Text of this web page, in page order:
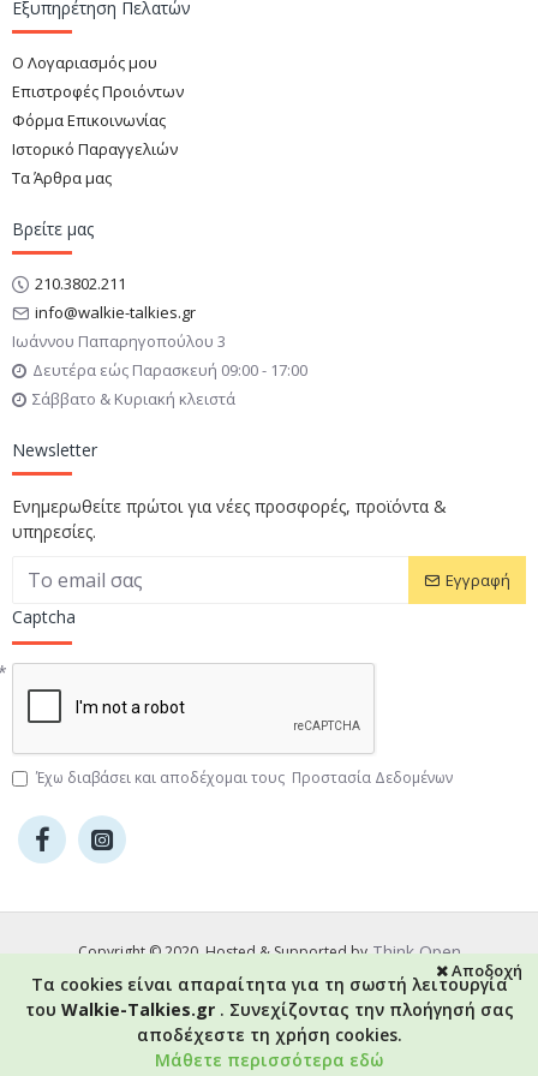
Καλάθι
Εξυπηρέτηση Πελατών
Ο Λογαριασμός μου
Επιστροφές Προιόντων
Φόρμα Επικοινωνίας
Ιστορικό Παραγγελιών
Τα Άρθρα μας
Βρείτε μας
210.3802.211
info@walkie-talkies.gr
Ιωάννου Παπαρηγοπούλου 3
Δευτέρα εώς Παρασκευή 09:00 - 17:00
Σάββατο & Κυριακή κλειστά
Newsletter
Ενημερωθείτε πρώτοι για νέες προσφορές, προϊόντα &
υπηρεσίες.
Εγγραφή
Captcha
Έχω διαβάσει και αποδέχομαι τους Προστασία Δεδομένων
Copyright © 2020, Hosted & Supported byThink Open
Αποδοχή
Τα cookies είναι απαραίτητα για τη σωστή λειτουργία
του Walkie-Talkies.gr . Συνεχίζοντας την πλοήγησή σας
αποδέχεστε τη χρήση cookies.
Μάθετε περισσότερα εδώ